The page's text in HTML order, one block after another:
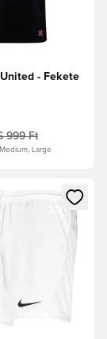
- Fekete
999 Ft
Large
a tagként
modált a